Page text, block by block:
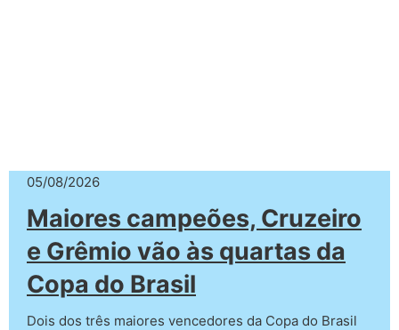
05/08/2026
Maiores campeões, Cruzeiro
e Grêmio vão às quartas da
Copa do Brasil
Dois dos três maiores vencedores da Copa do Brasil